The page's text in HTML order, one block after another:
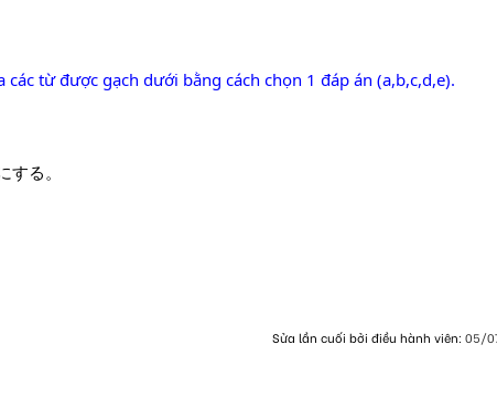
các từ được gạch dưới bằng cách chọn 1 đáp án (a,b,c,d,e).
る。
Sửa lần cuối bởi điều hành viên: 05/